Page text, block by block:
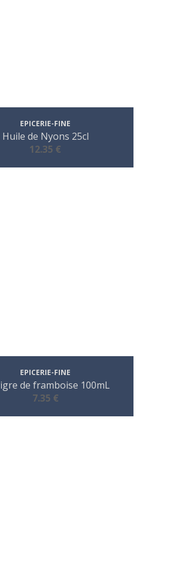
EPICERIE-FINE
Huile de Nyons 25cl
12.35 €
EPICERIE-FINE
de framboise 100mL
7.35 €